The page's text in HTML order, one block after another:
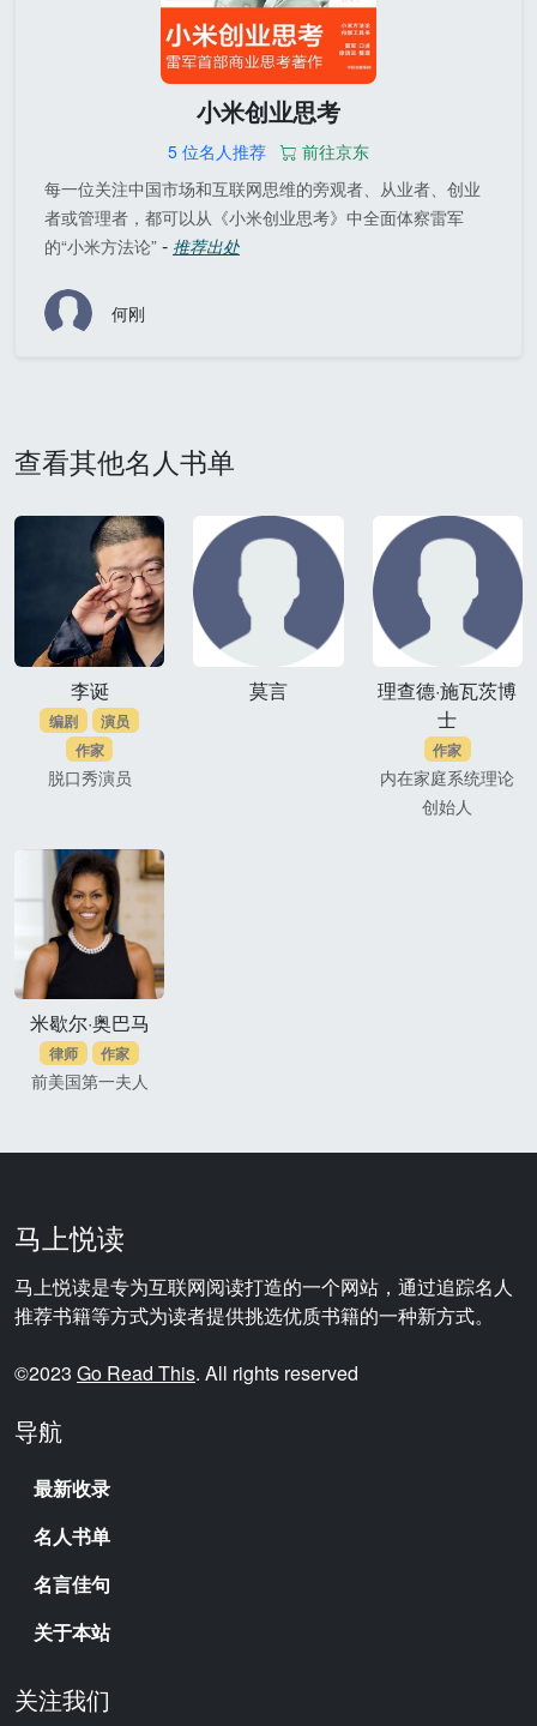
小米创业思考
5 位名人推荐
前往京东
每一位关注中国市场和互联网思维的旁观者、从业者、创业
者或管理者，都可以从《小米创业思考》中全面体察雷军
的“小米方法论” - 推荐出处
何刚
查看其他名人书单
李诞
编剧
演员
作家
脱口秀演员
莫言
理查德·施瓦茨博
士
作家
内在家庭系统理论
创始人
米歇尔·奥巴马
律师 作家
前美国第一夫人
马上悦读
马上悦读是专为互联网阅读打造的一个网站，通过追踪名人
推荐书籍等方式为读者提供挑选优质书籍的一种新方式。
©2023 Go Read This. All rights reserved
导航
最新收录
名人书单
名言佳句
关于本站
关注我们